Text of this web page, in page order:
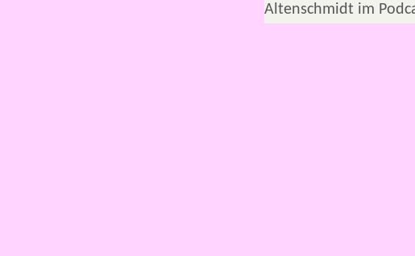
Altenschmidt im